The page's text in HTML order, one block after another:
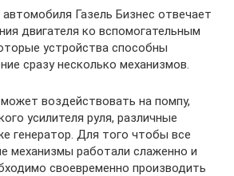
Газель Бизнес отвечает
двигателя ко вспомогательным
устройства способны
сразу несколько механизмов.
воздействовать на помпу,
усилителя руля, различные
генератор. Для того чтобы все
механизмы работали слаженно и
своевременно производить